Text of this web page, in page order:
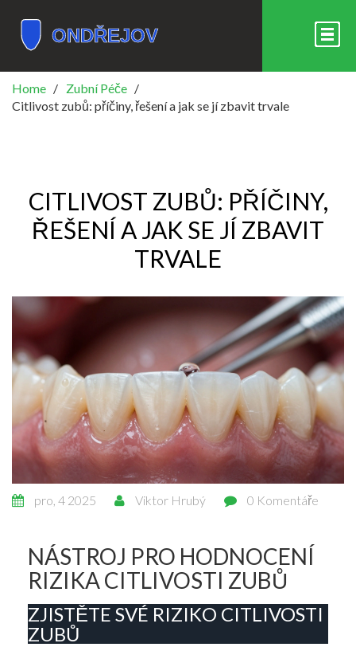
Home
Zubní Péče
Citlivost zubů: příčiny, řešení a jak se jí zbavit trvale
CITLIVOST ZUBŮ: PŘÍČINY,
ŘEŠENÍ A JAK SE JÍ ZBAVIT
TRVALE
pro, 4 2025 Viktor Hrubý 0 Komentáře
NÁSTROJ PRO HODNOCENÍ
RIZIKA CITLIVOSTI ZUBŮ
ZJISTĚTE SVÉ RIZIKO CITLIVOSTI
ZUBŮ